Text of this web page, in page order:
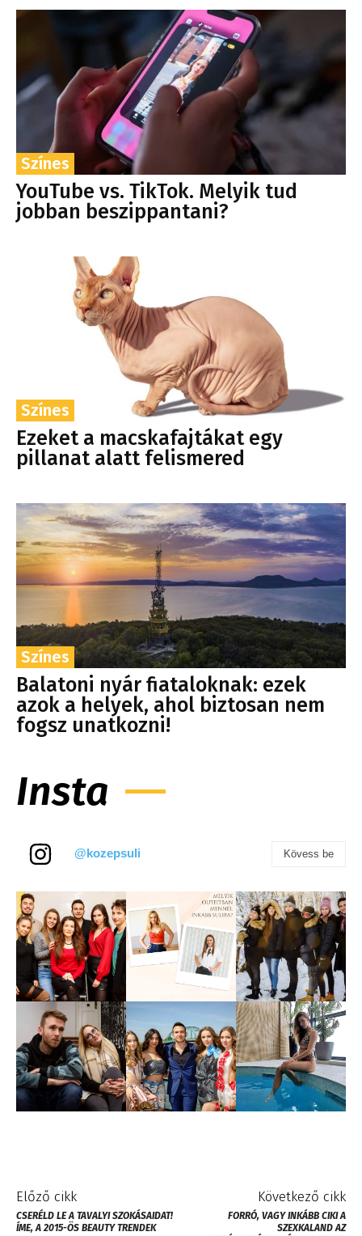
Színes
YouTube vs. TikTok. Melyik tud
jobban beszippantani?
Színes
Ezeket a macskafajtákat egy
pillanat alatt felismered
Színes
Balatoni nyár fiataloknak: ezek
azok a helyek, ahol biztosan nem
fogsz unatkozni!
Insta
@kozepsuli Kövess be
Előző cikk
CSERÉLD LE A TAVALYI SZOKÁSAIDAT!
ÍME, A 2015-ÖS BEAUTY TRENDEK
Következő cikk
FORRÓ, VAGY INKÁBB CIKI A
SZEXKALAND AZ